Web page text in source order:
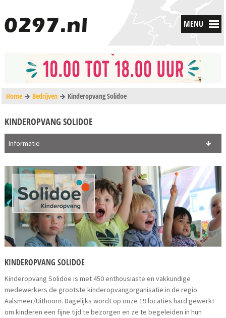
MENU
Home Bedrijven Kinderopvang Solidoe
KINDEROPVANG SOLIDOE
Informatie
KINDEROPVANG SOLIDOE
Kinderopvang Solidoe is met 450 enthousiaste en vakkundige
medewerkers de grootste kinderopvangorganisatie in de regio
Aalsmeer/Uithoorn. Dagelijks wordt op onze 19 locaties hard gewerkt
om kinderen een fijne tijd te bezorgen en ze te begeleiden in hun